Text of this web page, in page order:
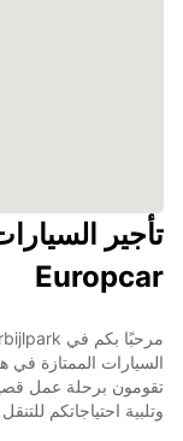
Europcar
السيارات الممتازة في
تقومون برحلة عمل
وتلبية احتياجاتكم